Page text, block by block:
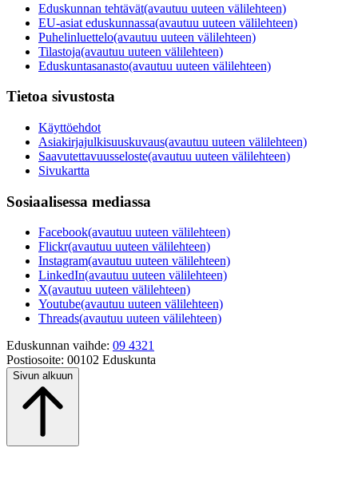
Eduskunnan tehtävät(avautuu uuteen välilehteen)
EU-asiat eduskunnassa(avautuu uuteen välilehteen)
Puhelinluettelo(avautuu uuteen välilehteen)
Tilastoja(avautuu uuteen välilehteen)
Eduskuntasanasto(avautuu uuteen välilehteen)
Tietoa sivustosta
Käyttöehdot
Asiakirjajulkisuuskuvaus(avautuu uuteen välilehteen)
Saavutettavuusseloste(avautuu uuteen välilehteen)
Sivukartta
Sosiaalisessa mediassa
Facebook(avautuu uuteen välilehteen)
Flickr(avautuu uuteen välilehteen)
Instagram(avautuu uuteen välilehteen)
LinkedIn(avautuu uuteen välilehteen)
X(avautuu uuteen välilehteen)
Youtube(avautuu uuteen välilehteen)
Threads(avautuu uuteen välilehteen)
Eduskunnan vaihde: 09 4321
Postiosoite: 00102 Eduskunta
Sivun alkuun